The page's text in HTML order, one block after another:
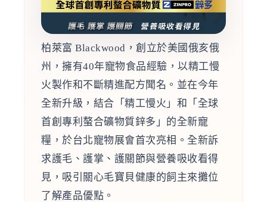
柏萊富 Blackwood，創立於美國俄亥俄
州，擁有40年寵物食品經驗，以精工慢
火製作和不斷精進配方聞名。並在今年
全新升級，結合「精工慢火」和「全球
首創專利螯合礦物質鋅多」的全新寵
糧，於台北寵物展會首次亮相。全新訴
求護毛、護掌、護關節與營養吸收看得
見，吸引關心毛寶貝健康的飼主來攤位
了解產品優點。